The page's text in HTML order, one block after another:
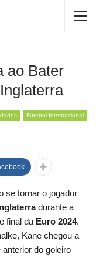
ao Bater
Futebol Internacional
se tornar o jogador
durante a
final da Euro 2024.
Kane chegou a
do goleiro